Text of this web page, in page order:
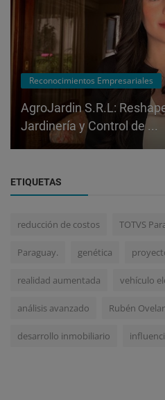
Reconocimientos Empresariales
AgroJardin S.R.L:
Jardinería y Control de ...
ETIQUETAS
reducción de costos TOTVS
Paraguay. genética
realidad aumentada vehículo
análisis avanzado Rubén Ovelar
desarrollo inmobiliario